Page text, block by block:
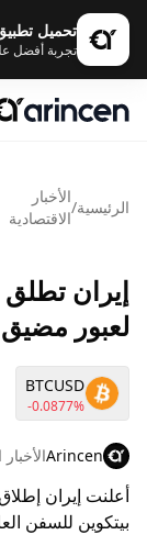
تحميل
تجربة أفضل
الرئيسية/
الأخبار
الاقتصادية
إيران تطلق
لعبور
BTCUSD
-0.0877%
Arincen
أعلنت إيران
بيتكوين للسفن